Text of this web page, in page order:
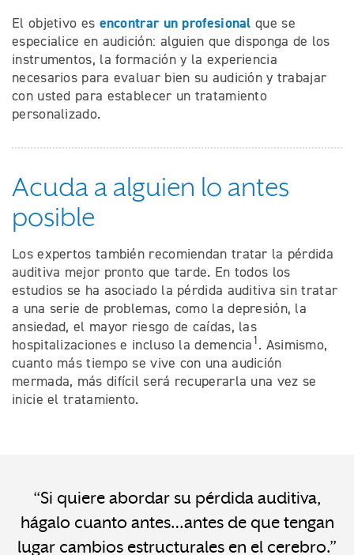
El objetivo es encontrar un profesional que se
especialice en audición: alguien que disponga de los
instrumentos, la formación y la experiencia
necesarios para evaluar bien su audición y trabajar
con usted para establecer un tratamiento
personalizado.
Acuda a alguien lo antes
posible
Los expertos también recomiendan tratar la pérdida
auditiva mejor pronto que tarde. En todos los
estudios se ha asociado la pérdida auditiva sin tratar
a una serie de problemas, como la depresión, la
ansiedad, el mayor riesgo de caídas, las
hospitalizaciones e incluso la demencia1. Asimismo,
cuanto más tiempo se vive con una audición
mermada, más difícil será recuperarla una vez se
inicie el tratamiento.
“Si quiere abordar su pérdida auditiva,
hágalo cuanto antes…antes de que tengan
lugar cambios estructurales en el cerebro.”